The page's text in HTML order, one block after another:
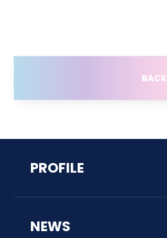
BACK
PROFILE
NEWS